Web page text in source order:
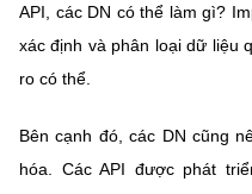
API, các DN có thể làm gì?
xác định và phân loại dữ liệu
ro có thể.
Bên cạnh đó, các DN cũng
hóa. Các API được phát